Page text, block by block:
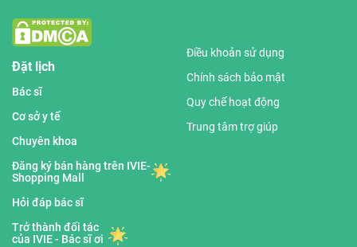
Đặt lịch
Bác sĩ
Cơ sở y tế
Chuyên khoa
Đăng ký bán hàng trên IVIE-
Shopping Mall
Hỏi đáp bác sĩ
Trở thành đối tác
của IVIE - Bác sĩ ơi
Điều khoản sử dụng
Chính sách bảo mật
Quy chế hoạt động
Trung tâm trợ giúp